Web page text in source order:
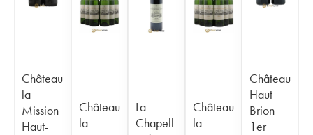
Château
la
Mission
Haut-
Château
la
La
Chapell
Château
la
Château
Haut
Brion
1er